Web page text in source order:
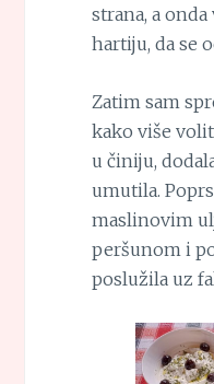
strana, a
hartiju, da se
Zatim sam
kako više
u činiju,
umutila.
maslinovim
peršunom i
poslužila uz